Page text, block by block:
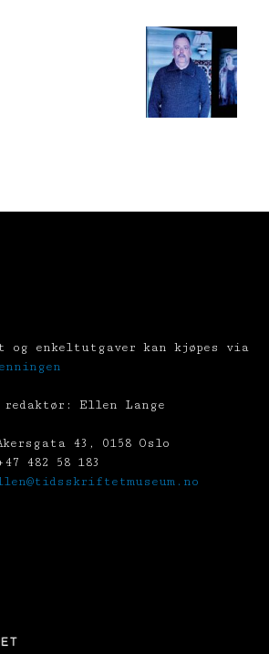
og enkeltutgaver kan kjøpes via
redaktør: Ellen Lange
43, 0158 Oslo
482 58 183